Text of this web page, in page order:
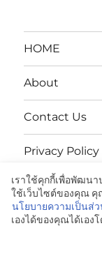
HOME
About
Contact Us
Privacy Policy
นโยบายความเ
ENDUPAK:VCI
เราใช้คุกกี้เพื่อพัฒน
ใช้เว็บไซต์ของคุณ คุ
นโยบายความเป็นส่
เองได้ของคุณได้เอง